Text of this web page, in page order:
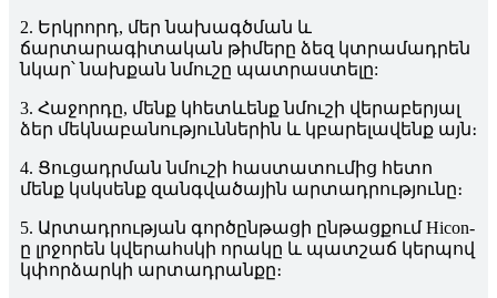
2. Երկրորդ, մեր նախագծման և
ճարտարագիտական ​​​​թիմերը ձեզ կտրամադրեն
նկար՝ նախքան նմուշը պատրաստելը:
3. Հաջորդը, մենք կհետևենք նմուշի վերաբերյալ
ձեր մեկնաբանություններին և կբարելավենք այն։
4. Ցուցադրման նմուշի հաստատումից հետո
մենք կսկսենք զանգվածային արտադրությունը։
5. Արտադրության գործընթացի ընթացքում Hicon-
ը լրջորեն կվերահսկի որակը և պատշաճ կերպով
կփորձարկի արտադրանքը։